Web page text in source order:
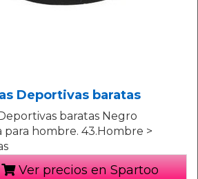
Deportivas baratas
baratas Negro
hombre. 43.Hombre >
Ver precios en Spartoo